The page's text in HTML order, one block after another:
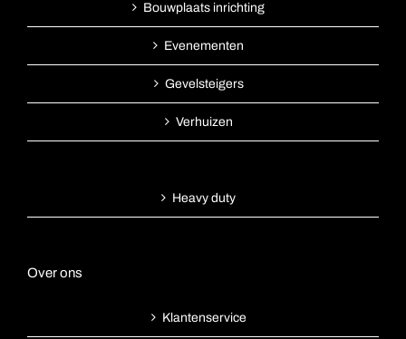
Bouwplaats inrichting
Evenementen
Gevelsteigers
Verhuizen
Heavy duty
Over ons
Klantenservice